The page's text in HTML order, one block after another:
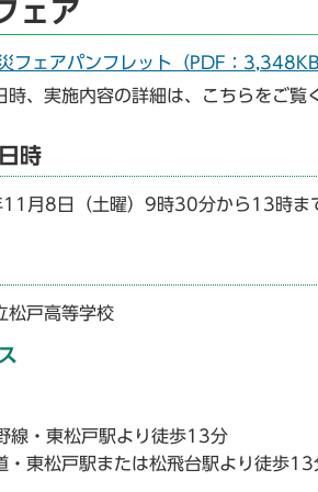
ェア
フェアパンフレット（PDF：3,348KB
時、実施内容の詳細は、こちらをご覧
時
11月8日（土曜）9時30分から13時ま
松戸高等学校
線・東松戸駅より徒歩13分
・東松戸駅または松飛台駅より徒歩13